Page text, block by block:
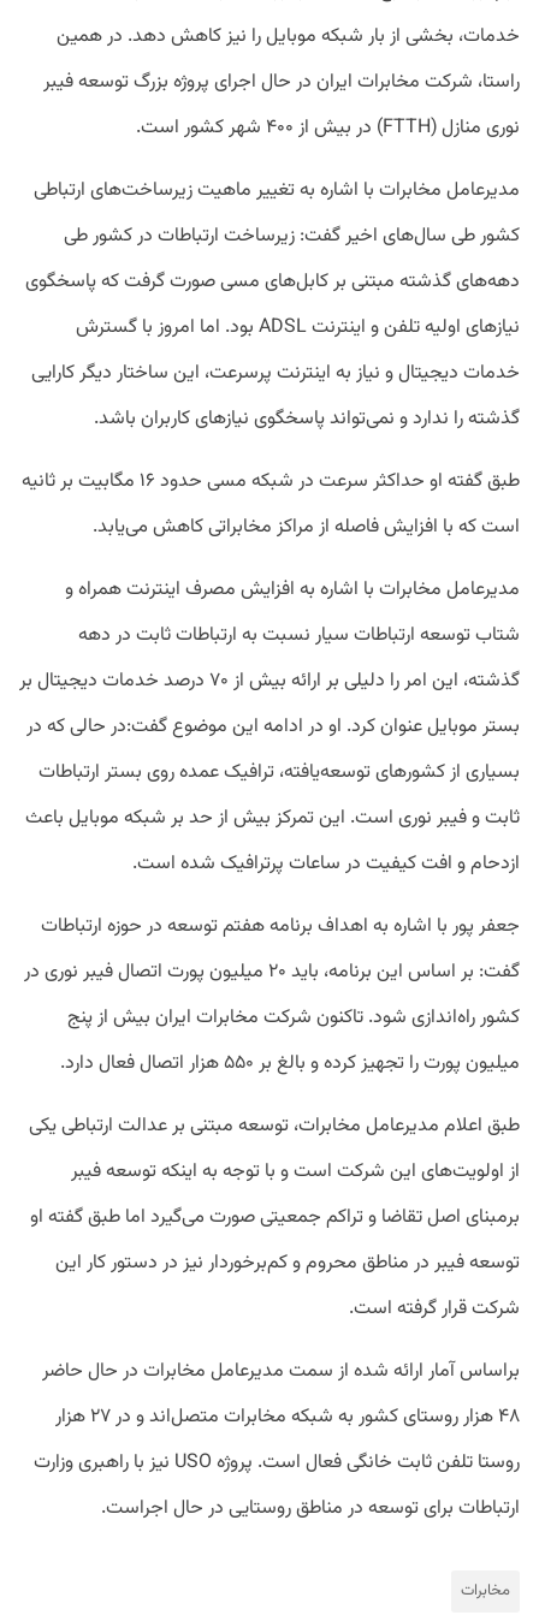
خدمات، بخشی از بار شبکه موبایل را نیز کاهش دهد. در همین
راستا، شرکت مخابرات ایران در حال اجرای پروژه بزرگ توسعه فیبر
نوری منازل (FTTH) در بیش از ۴۰۰ شهر کشور است.
مدیرعامل مخابرات با اشاره به تغییر ماهیت زیرساخت‌های ارتباطی
کشور طی سال‌های اخیر گفت: زیرساخت ارتباطات در کشور طی
دهه‌های گذشته مبتنی بر کابل‌های مسی صورت گرفت که پاسخگوی
نیازهای اولیه تلفن و اینترنت ADSL بود. اما امروز با گسترش
خدمات دیجیتال و نیاز به اینترنت پرسرعت، این ساختار دیگر کارایی
گذشته را ندارد و نمی‌تواند پاسخگوی نیازهای کاربران باشد.
طبق گفته او حداکثر سرعت در شبکه مسی حدود ۱۶ مگابیت بر ثانیه
است که با افزایش فاصله از مراکز مخابراتی کاهش می‌یابد.
مدیرعامل مخابرات با اشاره به افزایش مصرف اینترنت همراه و
شتاب توسعه ارتباطات سیار نسبت به ارتباطات ثابت در دهه
گذشته، این امر را دلیلی بر ارائه بیش از ۷۰ درصد خدمات دیجیتال بر
بستر موبایل عنوان کرد. او در ادامه این موضوع گفت:در حالی که در
بسیاری از کشورهای توسعه‌یافته، ترافیک عمده روی بستر ارتباطات
ثابت و فیبر نوری است. این تمرکز بیش از حد بر شبکه موبایل باعث
ازدحام و افت کیفیت در ساعات پرترافیک شده است.
جعفر پور با اشاره به اهداف برنامه هفتم توسعه در حوزه ارتباطات
گفت: بر اساس این برنامه، باید ۲۰ میلیون پورت اتصال فیبر نوری در
کشور راه‌اندازی شود. تاکنون شرکت مخابرات ایران بیش از پنج
میلیون پورت را تجهیز کرده و بالغ بر ۵۵۰ هزار اتصال فعال دارد.
طبق اعلام مدیرعامل مخابرات، توسعه مبتنی بر عدالت ارتباطی یکی
از اولویت‌های این شرکت است و با توجه به اینکه توسعه فیبر
برمبنای اصل تقاضا و تراکم جمعیتی صورت می‌گیرد اما طبق گفته او
توسعه فیبر در مناطق محروم و کم‌برخوردار نیز در دستور کار این
شرکت قرار گرفته‌ است.
براساس آمار ارائه شده از سمت مدیرعامل مخابرات در حال حاضر
۴۸ هزار روستای کشور به شبکه مخابرات متصل‌اند و در ۲۷ هزار
روستا تلفن ثابت خانگی فعال است. پروژه USO نیز با راهبری وزارت
ارتباطات برای توسعه در مناطق روستایی در حال اجراست.
مخابرات